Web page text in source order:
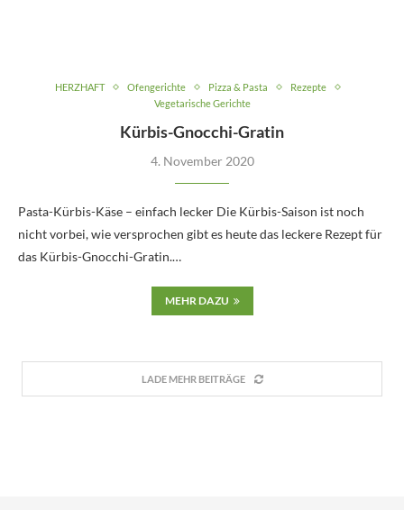
HERZHAFT Ofengerichte Pizza & Pasta
Rezepte
Vegetarische Gerichte
Kürbis-Gnocchi-Gratin
4. November 2020
Pasta-Kürbis-Käse – einfach lecker Die Kürbis-Saison ist noch
nicht vorbei, wie versprochen gibt es heute das leckere Rezept für
das Kürbis-Gnocchi-Gratin.…
MEHR DAZU
LADE MEHR BEITRÄGE